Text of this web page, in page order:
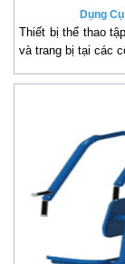
Dụng
Thiết bị thể thao
và trang bị tại các